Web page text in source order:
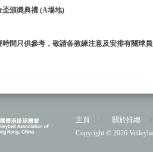
盃頒奬典禮 (A場地)
時間只供參考，敬請各教練注意及安排有關球
主頁 關於排總
Copyright © 2026